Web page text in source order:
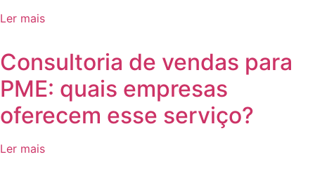
Ler mais
⁠Consultoria de vendas para
PME: quais empresas
oferecem esse serviço?
Ler mais